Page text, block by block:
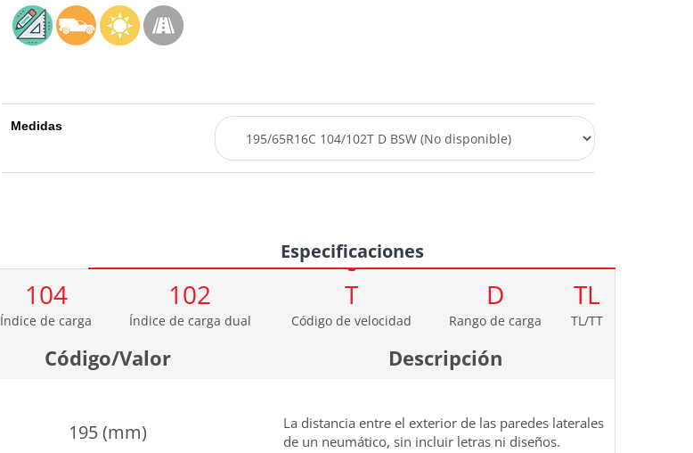
Medidas
Especificaciones
104
Índice de carga
102
Índice de carga dual
T
Código de velocidad
D
Rango de carga
TL
TL/TT
Código/Valor Descripción
195 (mm)
La distancia entre el exterior de las paredes laterales
de un neumático, sin incluir letras ni diseños.